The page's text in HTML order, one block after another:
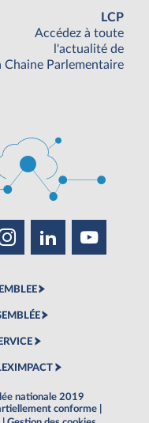
LCP
Accédez à toute
l'actualité de
Chaine Parlementaire
nationale 2019
conforme